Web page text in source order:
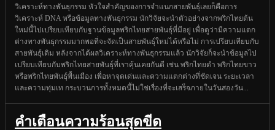
วิเคราะห์ทางพันธุกรรม หัวใจสำคัญของการจำแนกสายพันธุ์เลยก็คือการ
วิเคราะห์ DNA หรือข้อมูลทางพันธุกรรม นักวิจัยจะนำตัวอย่างจากพริกไทยต้น
ใหม่นี้ไปเปรียบเทียบกับฐานข้อมูลพริกไทยสายพันธุ์ที่มีอยู่ เพื่อดูว่ามีความแตก
ต่างทางพันธุกรรมมากพอที่จะจัดเป็นสายพันธุ์ใหม่ได้หรือไม่ การเปรียบเทียบกับ
สายพันธุ์เดิม หลังจากได้ผลวิเคราะห์ทางพันธุกรรมแล้ว นักวิจัยก็จะนำข้อมูลไป
เปรียบเทียบกับพริกไทยสายพันธุ์ที่เราคุ้นเคยกันดี เช่น พริกไทยดำ พริกไทยขาว
หรือพริกไทยพันธุ์พื้นเมือง เพื่อหาจุดเด่นและความแตกต่างที่ชัดเจน ระยะเวลา
และความทุ่มเท กระบวนการทั้งหมดนี้ไม่ใช่เรื่องที่จะเสร็จภายในวันสองวัน...
คำเตือนความร้อนสุดขีด